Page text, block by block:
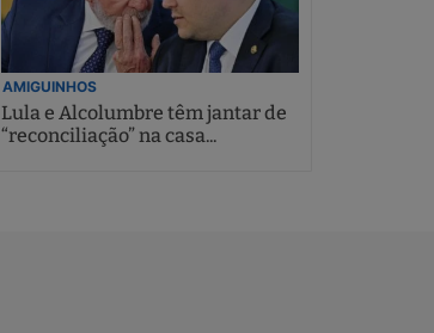
AMIGUINHOS
Lula e Alcolumbre têm jantar de
“reconciliação” na casa...